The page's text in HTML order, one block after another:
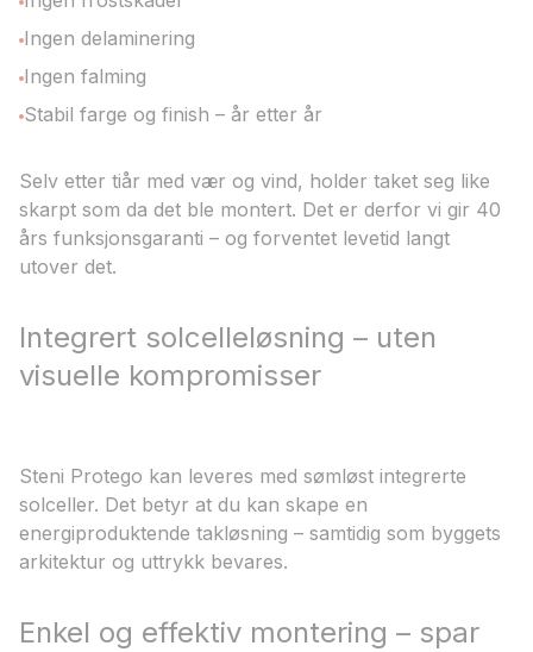
Ingen delaminering
Ingen falming
Stabil farge og finish – år etter år
Selv etter tiår med vær og vind, holder taket seg like
skarpt som da det ble montert. Det er derfor vi gir 40
års funksjonsgaranti – og forventet levetid langt
utover det.
Integrert solcelleløsning – uten
visuelle kompromisser
Steni Protego kan leveres med sømløst integrerte
solceller. Det betyr at du kan skape en
energiproduktende takløsning – samtidig som byggets
arkitektur og uttrykk bevares.
Enkel og effektiv montering – spar